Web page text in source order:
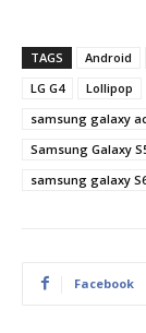
TAGS Android
LG G4
Lollipop
samsung galaxy
Samsung Galaxy
samsung galaxy
Facebook